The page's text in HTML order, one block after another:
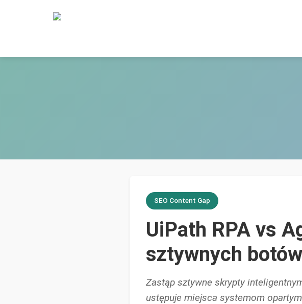
SEO Content Gap
UiPath RPA vs
sztywnych
Zastąp sztywne skrypty
ustępuje miejsca systemom